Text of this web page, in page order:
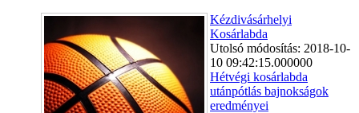
Kézdivásárhelyi
Kosárlabda
Utolsó módosítás: 2018-10-
10 09:42:15.000000
Hétvégi kosárlabda
utánpótlás bajnokságok
eredményei